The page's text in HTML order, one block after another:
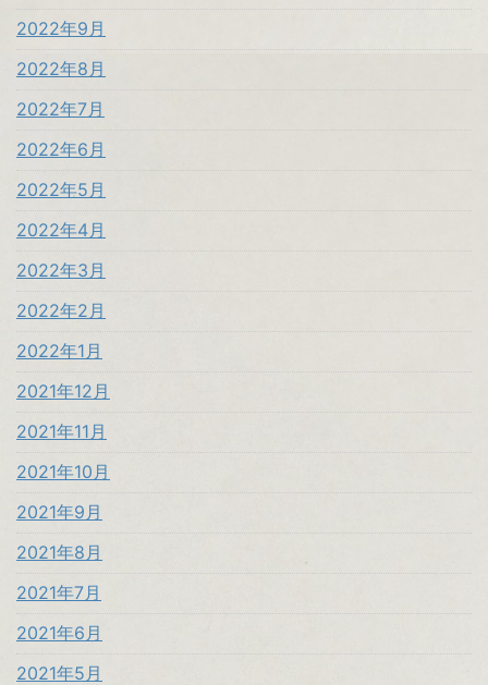
2022年9月
2022年8月
2022年7月
2022年6月
2022年5月
2022年4月
2022年3月
2022年2月
2022年1月
2021年12月
2021年11月
2021年10月
2021年9月
2021年8月
2021年7月
2021年6月
2021年5月